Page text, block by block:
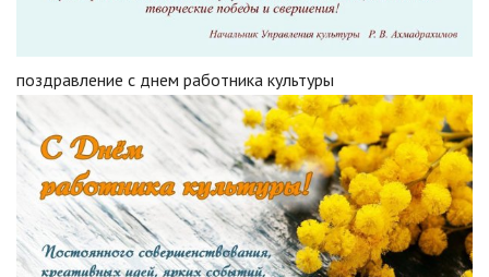
поздравление с днем работника культуры